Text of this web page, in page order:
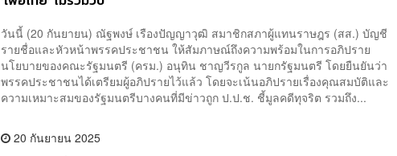
วันนี้ (20 กันยายน) ณัฐพงษ์ เรืองปัญญาวุฒิ สมาชิกสภาผู้แทนราษฎร (สส.) บัญชี
รายชื่อและหัวหน้าพรรคประชาชน ให้สัมภาษณ์ถึงความพร้อมในการอภิปราย
นโยบายของคณะรัฐมนตรี (ครม.) อนุทิน ชาญวีรกูล นายกรัฐมนตรี โดยยืนยันว่า
พรรคประชาชนได้เตรียมผู้อภิปรายไว้แล้ว โดยจะเน้นอภิปรายเรื่องคุณสมบัติและ
ความเหมาะสมของรัฐมนตรีบางคนที่มีข่าวถูก ป.ป.ช. ชี้มูลคดีทุจริต รวมถึง...
20 กันยายน 2025